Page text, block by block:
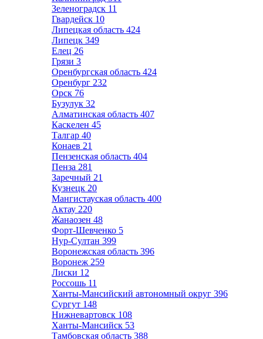
Зеленоградск 11
Гвардейск 10
Липецкая область 424
Липецк 349
Елец 26
Грязи 3
Оренбургская область 424
Оренбург 232
Орск 76
Бузулук 32
Алматинская область 407
Каскелен 45
Талгар 40
Конаев 21
Пензенская область 404
Пенза 281
Заречный 21
Кузнецк 20
Мангистауская область 400
Актау 220
Жанаозен 48
Форт-Шевченко 5
Нур-Султан 399
Воронежская область 396
Воронеж 259
Лиски 12
Россошь 11
Ханты-Мансийский автономный округ 396
Сургут 148
Нижневартовск 108
Ханты-Мансийск 53
Тамбовская область 388